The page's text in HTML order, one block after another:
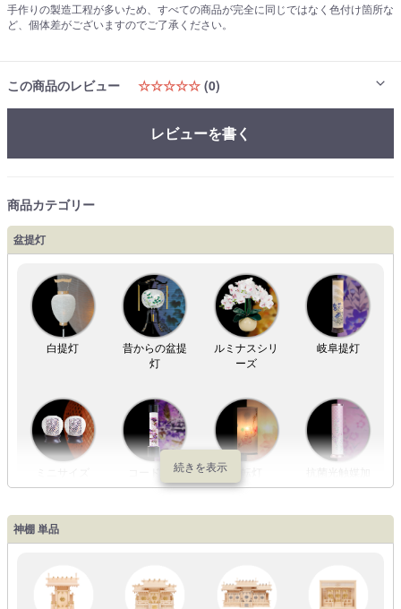
手作りの製造工程が多いため、すべての商品が完全に同じではなく色付け箇所な
ど、個体差がございますのでご了承ください。
この商品のレビュー ☆☆☆☆☆ (0)
レビューを書く
商品カテゴリー
盆提灯
白提灯
昔からの盆提
灯
ルミナスシリ
ーズ
岐阜提灯
コードレス
工
LED灯 七色LED灯 和紙・絹製 木・竹製
神棚 単品